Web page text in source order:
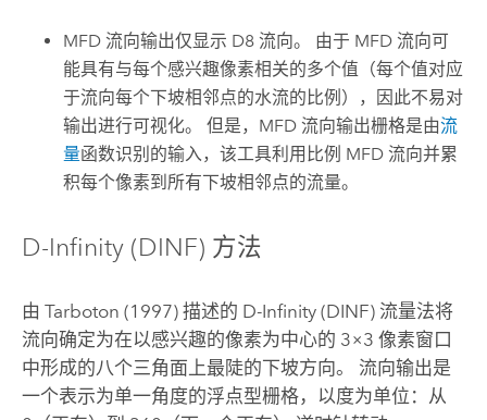
MFD 流向输出仅显示 D8 流向。 由于 MFD 流向可
能具有与每个感兴趣像素相关的多个值（每个值对应
于流向每个下坡相邻点的水流的比例），因此不易对
输出进行可视化。 但是，MFD 流向输出栅格是由流
量函数识别的输入，该工具利用比例 MFD 流向并累
积每个像素到所有下坡相邻点的流量。
D-Infinity (DINF) 方法
由 Tarboton (1997) 描述的 D-Infinity (DINF) 流量法将
流向确定为在以感兴趣的像素为中心的 3×3 像素窗口
中形成的八个三角面上最陡的下坡方向。 流向输出是
一个表示为单一角度的浮点型栅格，以度为单位：从